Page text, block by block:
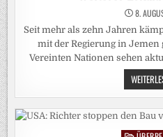
8.
Seit mehr als zehn Jahren
mit der Regierung in
Vereinten Nationen sehen